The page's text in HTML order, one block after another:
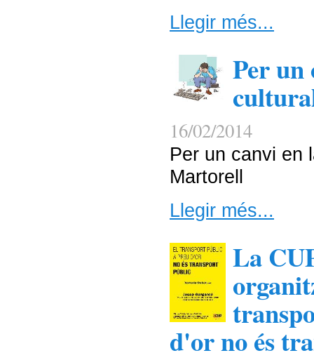
Llegir més...
Per un
16/02/2014
Per un canvi en
Martorell
Llegir més...
La
d'or no és